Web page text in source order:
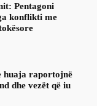
Pentagoni
konflikti me
huaja raportojnë
dhe vezët që iu